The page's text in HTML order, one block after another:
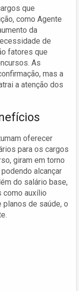
que
como Agente
da
de
fatores que
As
mas a
a atenção dos
oferecer
para os cargos
giram em torno
alcançar
do salário base,
auxílio
planos de saúde, o